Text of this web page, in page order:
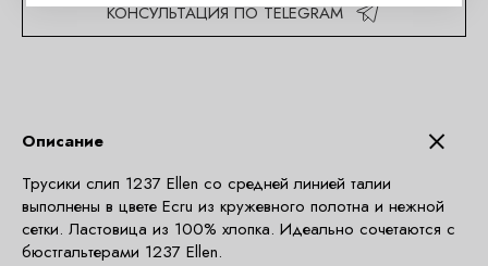
КОНСУЛЬТАЦИЯ ПО TELEGRAM
Описание
Трусики слип 1237 Ellen со средней линией талии
выполнены в цвете Ecru из кружевного полотна и нежной
сетки. Ластовица из 100% хлопка. Идеально сочетаются с
бюстгальтерами 1237 Ellen.